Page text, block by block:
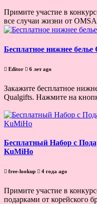
Примите участие в
все случаи жизни от
Бесплатное нижнее белье
Editor 6 лет ago
Закажите бесплатное
Qualgifts. Нажмите на
Бесплатный Набор с
KuMiHo
free-lookup 4 года ago
Примите участие в
подарками от корейского